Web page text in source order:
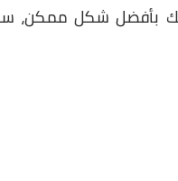
بأفضل شكل